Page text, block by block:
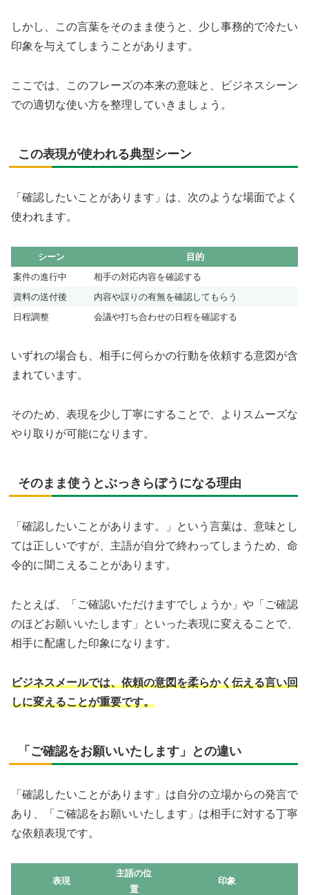
しかし、この言葉をそのまま使うと、少し事務的で冷たい
印象を与えてしまうことがあります。
ここでは、このフレーズの本来の意味と、ビジネスシーン
での適切な使い方を整理していきましょう。
この表現が使われる典型シーン
「確認したいことがあります」は、次のような場面でよく
使われます。
シーン
目的
案件の進行中
相手の対応内容を確認する
資料の送付後
内容や誤りの有無を確認してもらう
日程調整
会議や打ち合わせの日程を確認する
いずれの場合も、相手に何らかの行動を依頼する意図が含
まれています。
そのため、表現を少し丁寧にすることで、よりスムーズな
やり取りが可能になります。
そのまま使うとぶっきらぼうになる理由
「確認したいことがあります。」という言葉は、意味とし
ては正しいですが、主語が自分で終わってしまうため、命
令的に聞こえることがあります。
たとえば、「ご確認いただけますでしょうか」や「ご確認
のほどお願いいたします」といった表現に変えることで、
相手に配慮した印象になります。
ビジネスメールでは、依頼の意図を柔らかく伝える言い回
しに変えることが重要です。
「ご確認をお願いいたします」との違い
「確認したいことがあります」は自分の立場からの発言で
あり、「ご確認をお願いいたします」は相手に対する丁寧
な依頼表現です。
表現
主語の位
置
印象